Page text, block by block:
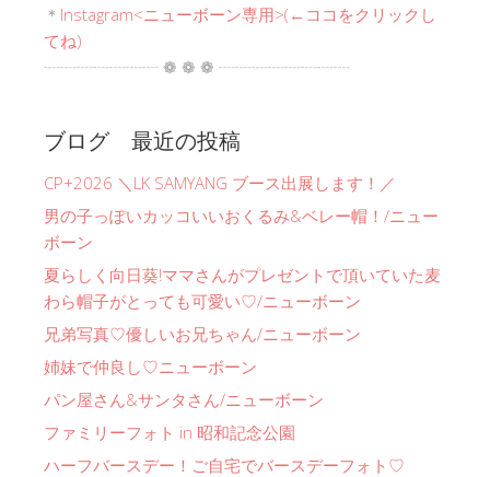
＊ Instagram<ニューボーン専用>(←ココをクリックし
てね)
┈┈┈┈┈┈┈ ❁ ❁ ❁ ┈┈┈┈┈┈┈┈
ブログ 最近の投稿
CP+2026 ＼LK SAMYANG ブース出展します！／
男の子っぽいカッコいいおくるみ&ベレー帽！/ニュー
ボーン
夏らしく向日葵!ママさんがプレゼントで頂いていた麦
わら帽子がとっても可愛い♡/ニューボーン
兄弟写真♡優しいお兄ちゃん/ニューボーン
姉妹で仲良し♡ニューボーン
パン屋さん&サンタさん/ニューボーン
ファミリーフォト in 昭和記念公園
ハーフバースデー！ご自宅でバースデーフォト♡